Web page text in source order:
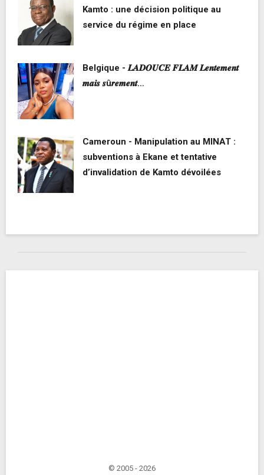
Kamto : une décision politique au
service du régime en place
Belgique - 𝑳𝑨𝑫𝑶𝑼𝑪𝑬 𝑭𝑳𝑨𝑴 𝑳𝒆𝒏𝒕𝒆𝒎𝒆𝒏𝒕
𝒎𝒂𝒊𝒔 𝒔û𝒓𝒆𝒎𝒆𝒏𝒕…
Cameroun - Manipulation au MINAT :
subventions à Ekane et tentative
d’invalidation de Kamto dévoilées
© 2005 - 2026